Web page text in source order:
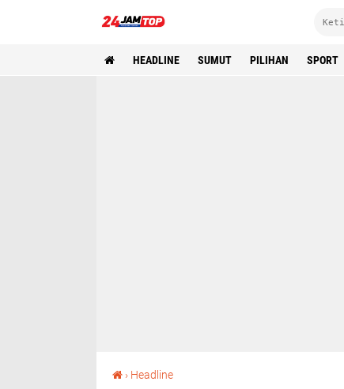
HEADLINE SUMUT PILIHAN SPORT
› Headline